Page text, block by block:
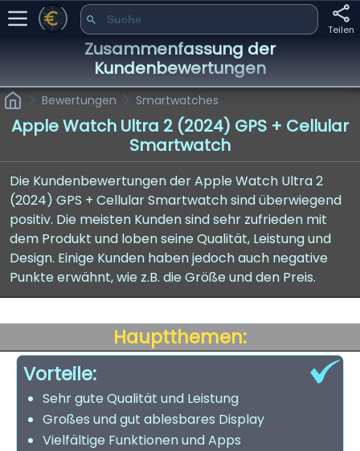
Teilen
Zusammenfassung der
Kundenbewertungen
Bewertungen Smartwatches
Apple Watch Ultra 2 (2024) GPS + Cellular
Smartwatch
Die Kundenbewertungen der Apple Watch Ultra 2
(2024) GPS + Cellular Smartwatch sind überwiegend
positiv. Die meisten Kunden sind sehr zufrieden mit
dem Produkt und loben seine Qualität, Leistung und
Design. Einige Kunden haben jedoch auch negative
Punkte erwähnt, wie z.B. die Größe und den Preis.
Hauptthemen:
Vorteile:
Sehr gute Qualität und Leistung
Großes und gut ablesbares Display
Vielfältige Funktionen und Apps